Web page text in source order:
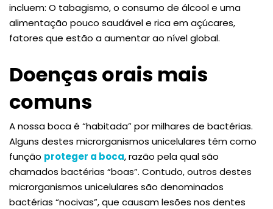
incluem: O tabagismo, o consumo de álcool e uma
alimentação pouco saudável e rica em açúcares,
fatores que estão a aumentar ao nível global.
Doenças orais mais
comuns
A nossa boca é “habitada” por milhares de bactérias.
Alguns destes microrganismos unicelulares têm como
função proteger a boca, razão pela qual são
chamados bactérias “boas”. Contudo, outros destes
microrganismos unicelulares são denominados
bactérias “nocivas”, que causam lesões nos dentes